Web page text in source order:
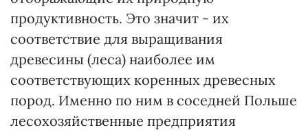
продуктивность. Это значит - их
соответствие для выращивания
древесины (леса) наиболее им
соответствующих коренных древесных
пород. Именно по ним в соседней Польше
лесохозяйственные предприятия